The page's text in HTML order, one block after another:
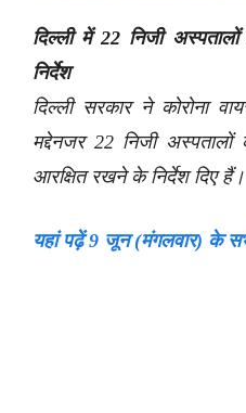
दिल्ली में 22 निजी
निर्देश
दिल्ली सरकार ने कोरोना
मद्देनजर 22 निजी
आरक्षित रखने के निर्देश दिए हैं।
यहां पढ़ें 9 जून (मंगलवार) के